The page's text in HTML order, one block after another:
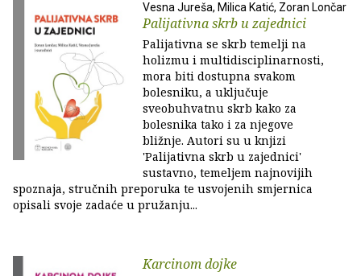
Vesna Jureša, Milica Katić, Zoran Lončar
Palijativna skrb u zajednici
Palijativna se skrb temelji na
holizmu i multidisciplinarnosti,
mora biti dostupna svakom
bolesniku, a uključuje
sveobuhvatnu skrb kako za
bolesnika tako i za njegove
bližnje. Autori su u knjizi
'Palijativna skrb u zajednici'
sustavno, temeljem najnovijih
spoznaja, stručnih preporuka te usvojenih smjernica
opisali svoje zadaće u pružanju...
Karcinom dojke